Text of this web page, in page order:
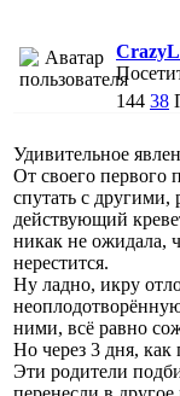
144 38
Удивительное
От своего первого
спутать с другими,
действующий
никак не ожидала,
нерестится.
Ну ладно, икру
ними, всё равно
Но через 3 дня, как
Эти родители